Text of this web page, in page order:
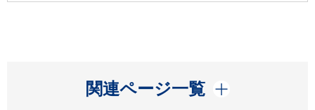
関連ページ一覧
開く